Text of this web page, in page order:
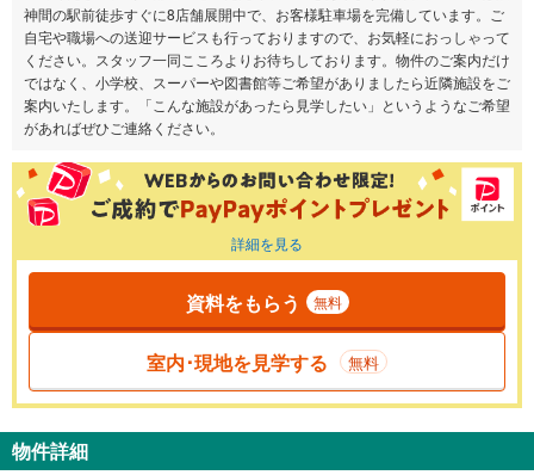
神間の駅前徒歩すぐに8店舗展開中で、お客様駐車場を完備しています。ご
自宅や職場への送迎サービスも行っておりますので、お気軽におっしゃって
ください。スタッフ一同こころよりお待ちしております。物件のご案内だけ
ではなく、小学校、スーパーや図書館等ご希望がありましたら近隣施設をご
案内いたします。「こんな施設があったら見学したい」というようなご希望
があればぜひご連絡ください。
詳細を見る
資料をもらう 無料
室内･現地を見学する 無料
物件詳細